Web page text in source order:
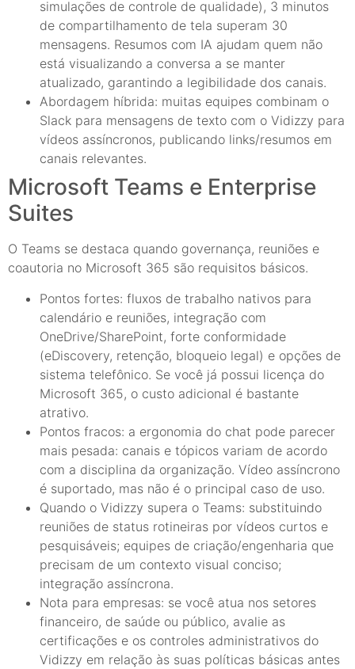
simulações de controle de qualidade), 3 minutos
de compartilhamento de tela superam 30
mensagens. Resumos com IA ajudam quem não
está visualizando a conversa a se manter
atualizado, garantindo a legibilidade dos canais.
Abordagem híbrida: muitas equipes combinam o
Slack para mensagens de texto com o Vidizzy para
vídeos assíncronos, publicando links/resumos em
canais relevantes.
Microsoft Teams e Enterprise
Suites
O Teams se destaca quando governança, reuniões e
coautoria no Microsoft 365 são requisitos básicos.
Pontos fortes: fluxos de trabalho nativos para
calendário e reuniões, integração com
OneDrive/SharePoint, forte conformidade
(eDiscovery, retenção, bloqueio legal) e opções de
sistema telefônico. Se você já possui licença do
Microsoft 365, o custo adicional é bastante
atrativo.
Pontos fracos: a ergonomia do chat pode parecer
mais pesada: canais e tópicos variam de acordo
com a disciplina da organização. Vídeo assíncrono
é suportado, mas não é o principal caso de uso.
Quando o Vidizzy supera o Teams: substituindo
reuniões de status rotineiras por vídeos curtos e
pesquisáveis; equipes de criação/engenharia que
precisam de um contexto visual conciso;
integração assíncrona.
Nota para empresas: se você atua nos setores
financeiro, de saúde ou público, avalie as
certificações e os controles administrativos do
Vidizzy em relação às suas políticas básicas antes